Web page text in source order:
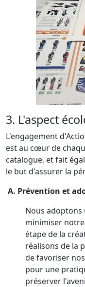
3. L'aspect
L'engagement
est au cœur de
catalogue, et fait
le but d'assurer la
A. Prévention et
Nous
minimiser
étape de la
réalisons de la
de favoriser
pour une
préserver